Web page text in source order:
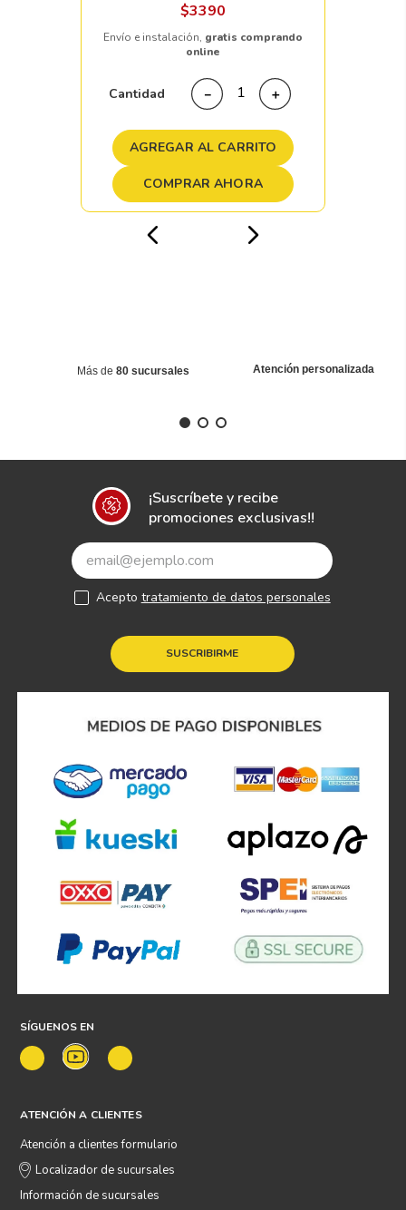
$3390
Envío e instalación, gratis comprando
online
Cantidad ＋
－
AGREGAR AL CARRITO
COMPRAR AHORA
Más de 80 sucursales Atención personalizada
¡Suscríbete y recibe
promociones exclusivas!!
SUSCRIBIRME
Acepto tratamiento de datos personales
SÍGUENOS EN
ATENCIÓN A CLIENTES
Atención a clientes formulario
Localizador de sucursales
Información de sucursales